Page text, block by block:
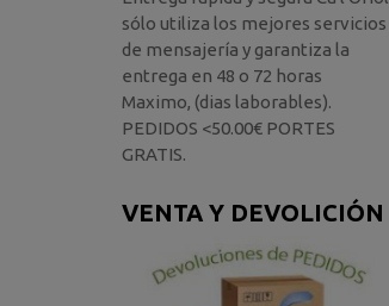
sólo utiliza los mejores servicios
de mensajería y garantiza la
entrega en 48 o 72 horas
Maximo, (dias laborables).
PEDIDOS <50.00€ PORTES
GRATIS.
VENTA Y DEVOLICIÓN